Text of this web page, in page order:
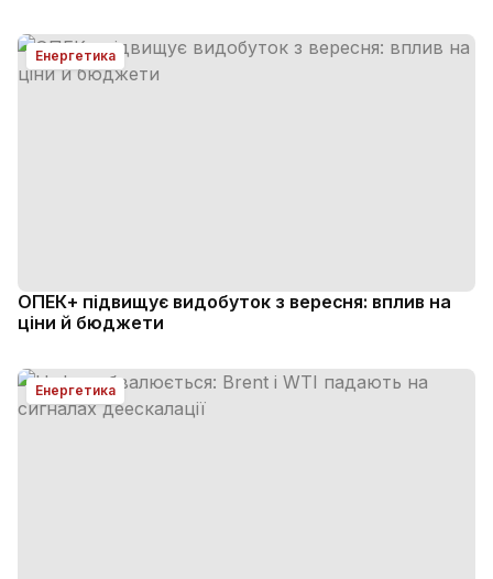
Енергетика
ОПЕК+ підвищує видобуток з вересня: вплив на
ціни й бюджети
Енергетика